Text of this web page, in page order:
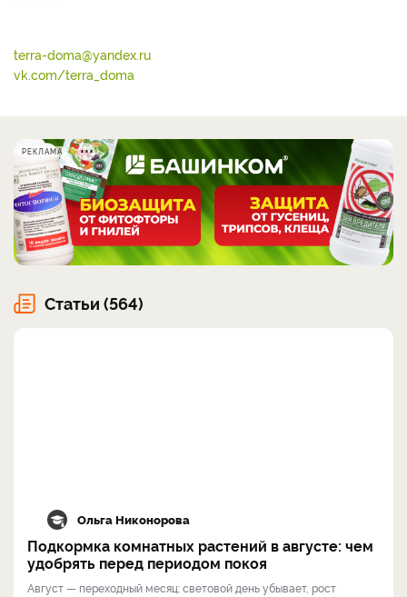
terra-doma@yandex.ru
vk.com/terra_doma
РЕКЛАМА
Статьи (564)
Ольга Никонорова
Подкормка комнатных растений в августе: чем
удобрять перед периодом покоя
Август — переходный месяц: световой день убывает, рост